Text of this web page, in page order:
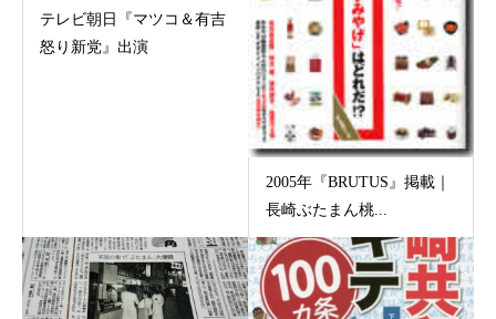
テレビ朝日『マツコ＆有吉
怒り新党』出演
2005年『BRUTUS』掲載｜
長崎ぶたまん桃...